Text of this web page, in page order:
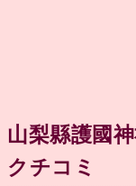
山梨縣護國
クチコミ